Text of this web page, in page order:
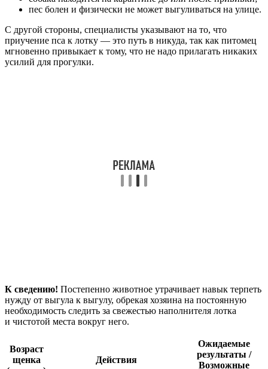
пес болен и физически не может выгуливаться на улице.
С другой стороны, специалисты указывают на то, что
приучение пса к лотку — это путь в никуда, так как питомец
мгновенно привыкает к тому, что не надо прилагать никаких
усилий для прогулки.
К сведению! Постепенно животное утрачивает навык терпеть
нужду от выгула к выгулу, обрекая хозяина на постоянную
необходимость следить за свежестью наполнителя лотка
и чистотой места вокруг него.
Возраст
щенка
Действия
Ожидаемые
результаты /
Возможные